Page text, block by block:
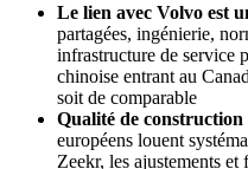
Le lien avec Volvo est
partagées, ingénierie,
infrastructure de service
chinoise entrant au
soit de comparable
Qualité de construction
européens louent
Zeekr, les ajustements